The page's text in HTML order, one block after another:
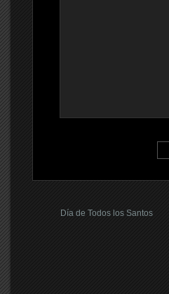
Día de Todos los Santos